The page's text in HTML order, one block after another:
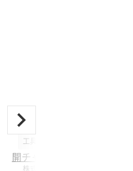
工具・消耗品・備品
開チャックシリーズ
株式会社日本ピスコ